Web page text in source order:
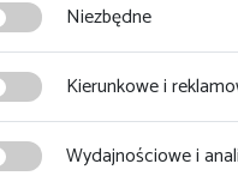
Niezbędne
Kierunkowe i
Wydajnościowe i